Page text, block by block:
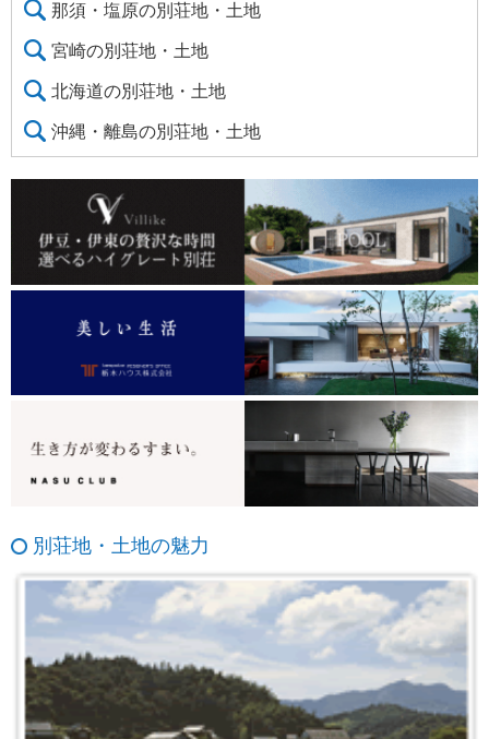
那須・塩原の別荘地・土地
宮崎の別荘地・土地
北海道の別荘地・土地
沖縄・離島の別荘地・土地
別荘地・土地の魅力